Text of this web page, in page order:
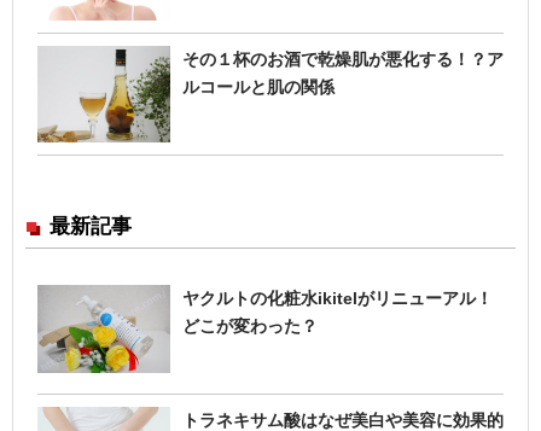
その１杯のお酒で乾燥肌が悪化する！？ア
ルコールと肌の関係
最新記事
ヤクルトの化粧水ikitelがリニューアル！
どこが変わった？
トラネキサム酸はなぜ美白や美容に効果的